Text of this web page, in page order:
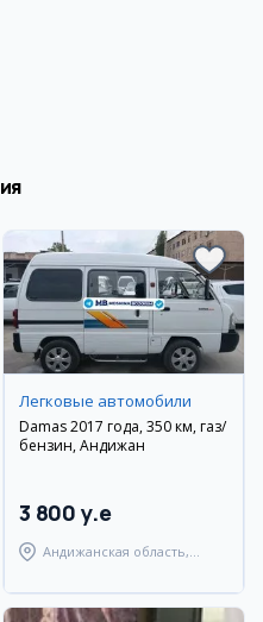
Легковые автомобили
Damas 2017 года, 350 км, газ/
бензин, Андижан
3 800 y.e
Андижанская область,